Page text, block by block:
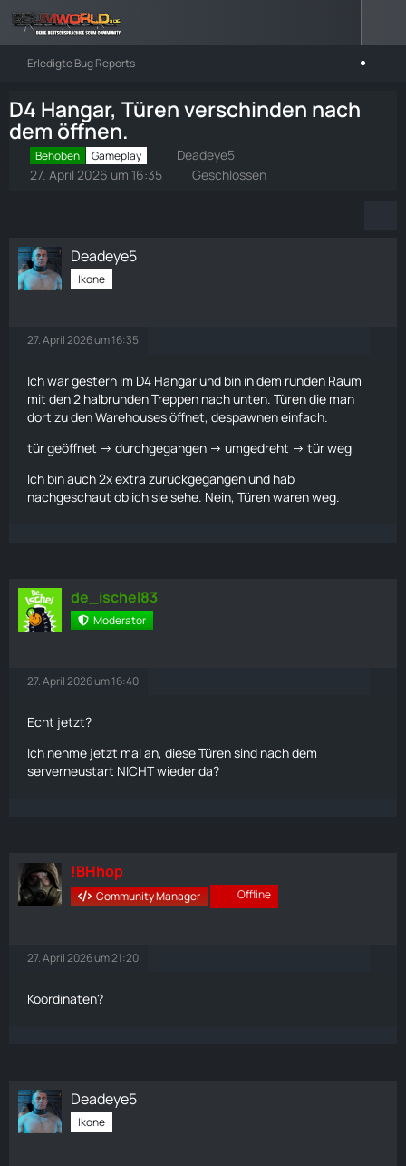
Erledigte Bug Reports
D4 Hangar, Türen verschinden nach
dem öffnen.
Behoben Gameplay
Deadeye5
27. April 2026 um 16:35
Geschlossen
Deadeye5
Ikone
27. April 2026 um 16:35
Ich war gestern im D4 Hangar und bin in dem runden Raum
mit den 2 halbrunden Treppen nach unten. Türen die man
dort zu den Warehouses öffnet, despawnen einfach.
tür geöffnet -> durchgegangen -> umgedreht -> tür weg
Ich bin auch 2x extra zurückgegangen und hab
nachgeschaut ob ich sie sehe. Nein, Türen waren weg.
de_ischel83
Moderator
27. April 2026 um 16:40
Echt jetzt?
Ich nehme jetzt mal an, diese Türen sind nach dem
serverneustart NICHT wieder da?
!BHhop
Community Manager Offline
27. April 2026 um 21:20
Koordinaten?
Deadeye5
Ikone